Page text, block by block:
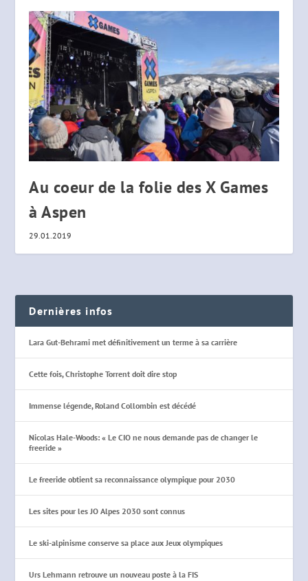
Au coeur de la folie des X Games
à Aspen
29.01.2019
Dernières infos
Lara Gut-Behrami met définitivement un terme à sa carrière
Cette fois, Christophe Torrent doit dire stop
Immense légende, Roland Collombin est décédé
Nicolas Hale-Woods: « Le CIO ne nous demande pas de changer le
freeride »
Le freeride obtient sa reconnaissance olympique pour 2030
Les sites pour les JO Alpes 2030 sont connus
Le ski-alpinisme conserve sa place aux Jeux olympiques
Urs Lehmann retrouve un nouveau poste à la FIS